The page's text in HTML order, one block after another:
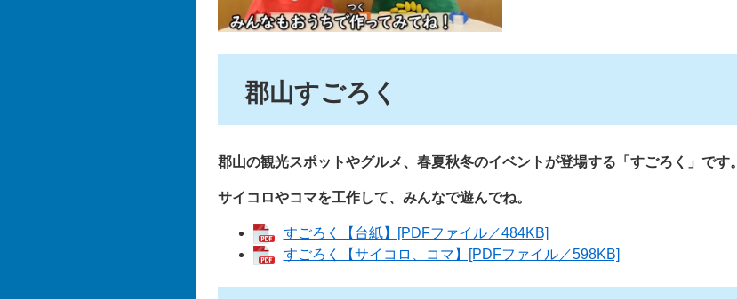
郡山すごろく
郡山の観光スポットやグルメ、春夏秋冬のイベントが登場する「すごろく」です。
サイコロやコマを工作して、みんなで遊んでね。
すごろく【台紙】[PDFファイル／484KB]
すごろく【サイコロ、コマ】[PDFファイル／598KB]